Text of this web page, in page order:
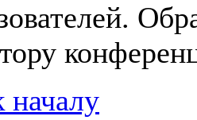
началу